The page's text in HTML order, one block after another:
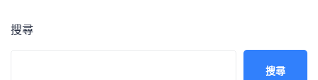
搜尋
搜尋